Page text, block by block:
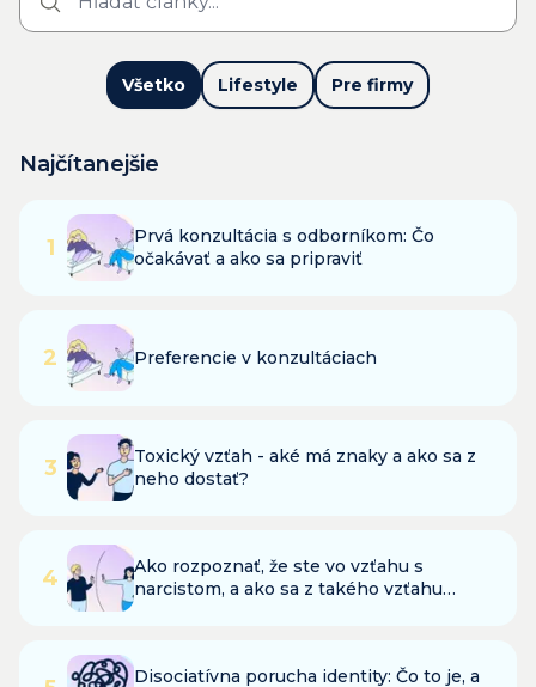
Všetko Lifestyle Pre firmy
Najčítanejšie
1
Prvá konzultácia s odborníkom: Čo
očakávať a ako sa pripraviť
2 Preferencie v konzultáciach
3
Toxický vzťah - aké má znaky a ako sa z
neho dostať?
4
Ako rozpoznať, že ste vo vzťahu s
narcistom, a ako sa z takého vzťahu
Disociatívna porucha identity: Čo to je, a